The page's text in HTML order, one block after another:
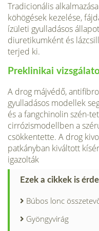
Tradicionális
köhögések kezelése,
ízületi gyulladásos
diuretikumként és
terjed ki.
Preklinikai
A drog májvédő,
gyulladásos modellek
és a fangchinolin szén-
cirrózismodellben a
csökkentette. A drog
patkányban kiváltott
igazolták
Ezek a cikkek is
Búbos lonc
Gyöngyvirág